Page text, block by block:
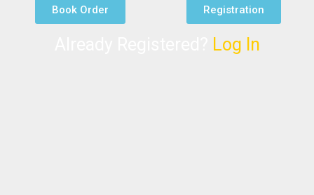
Book Order Registration
Log In